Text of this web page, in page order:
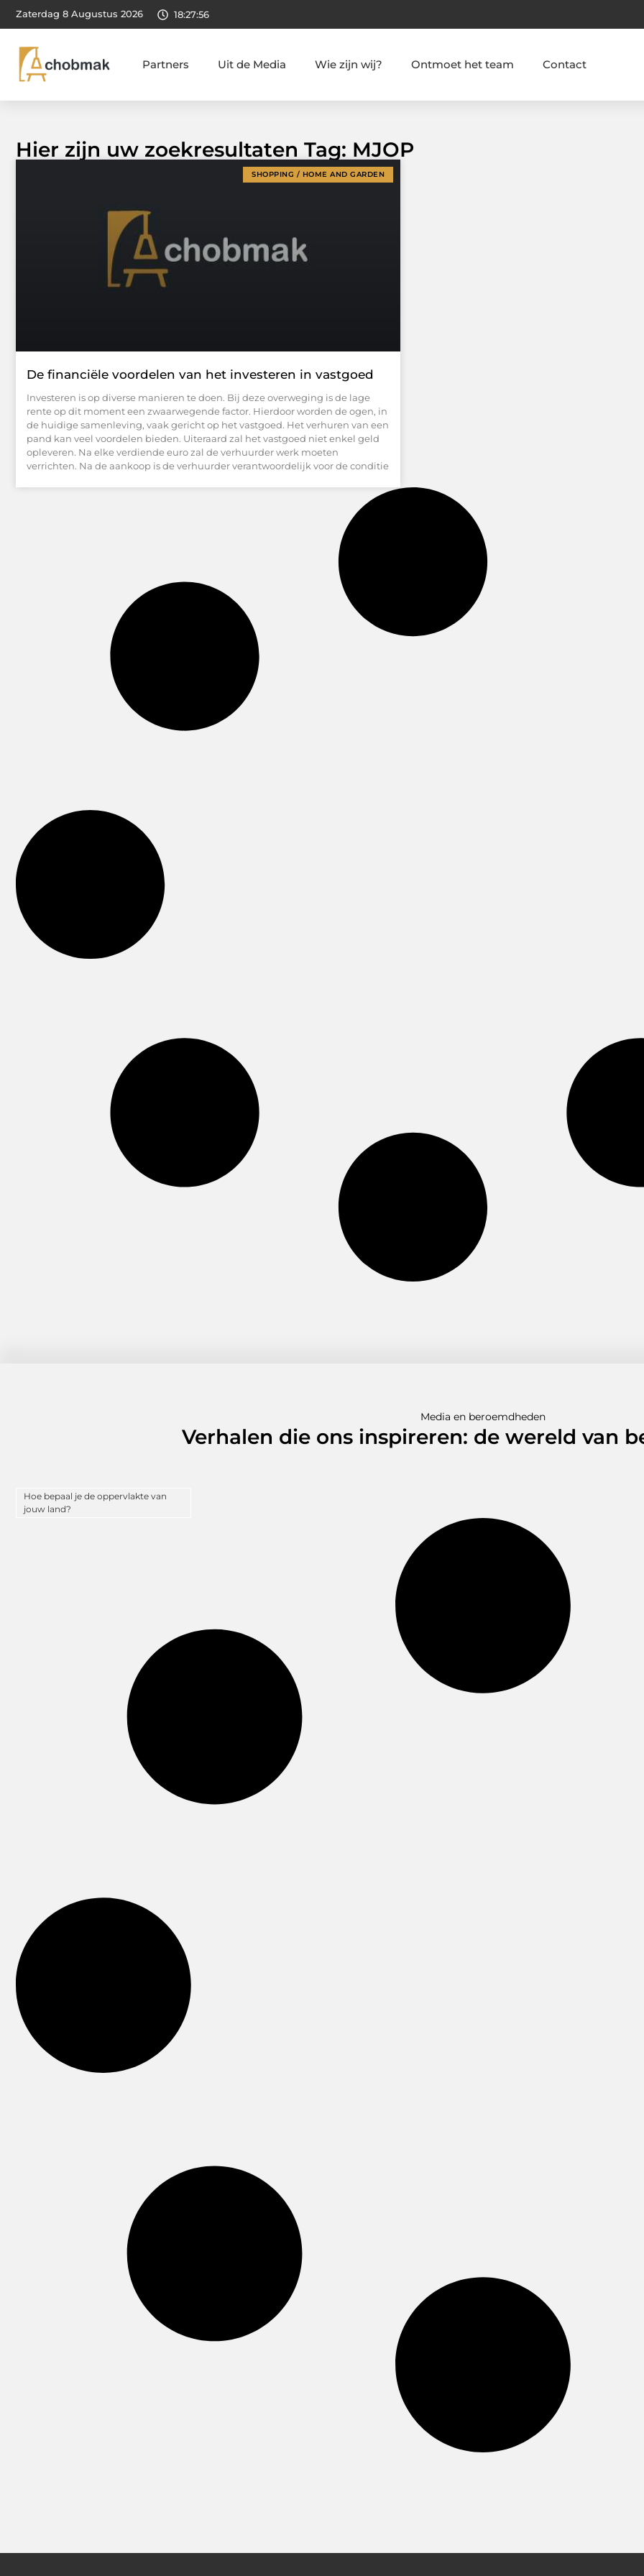
Zaterdag 8 Augustus 2026 18:27:57
Partners Uit de Media Wie zijn wij? Ontmoet het team Contact
Hier zijn uw zoekresultaten Tag: MJOP
SHOPPING / HOME AND GARDEN
De financiële voordelen van het investeren in vastgoed
Investeren is op diverse manieren te doen. Bij deze overweging is de lage
rente op dit moment een zwaarwegende factor. Hierdoor worden de ogen, in
de huidige samenleving, vaak gericht op het vastgoed. Het verhuren van een
pand kan veel voordelen bieden. Uiteraard zal het vastgoed niet enkel geld
opleveren. Na elke verdiende euro zal de verhuurder werk moeten
verrichten. Na de aankoop is de verhuurder verantwoordelijk voor de conditie
Media en beroemdheden
Verhalen die ons inspireren: de wereld van
Hoe bepaal je de oppervlakte van
jouw land?